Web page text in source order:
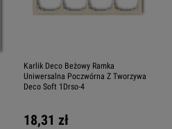
Karlik Deco Beżowy Ramka
Uniwersalna Poczwórna Z Tworzywa
Deco Soft 1Drso-4
18,31 zł